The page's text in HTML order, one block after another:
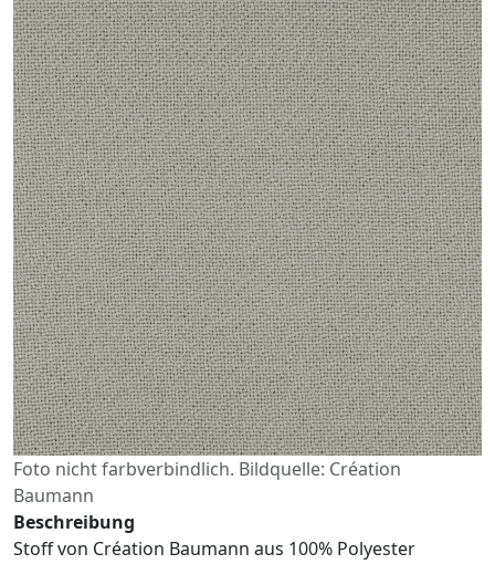
Foto nicht farbverbindlich. Bildquelle: Création
Baumann
Beschreibung
Stoff von Création Baumann aus 100% Polyester